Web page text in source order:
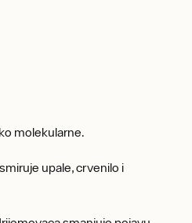
molekularne.
upale, crvenilo i